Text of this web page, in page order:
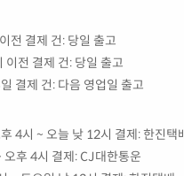
전 결제 건: 당일 출고
이전 결제 건: 당일 출고
결제 건: 다음 영업일 출고
4시 ~ 오늘 낮 12시 결제: 한진택
오후 4시 결제: CJ대한통운